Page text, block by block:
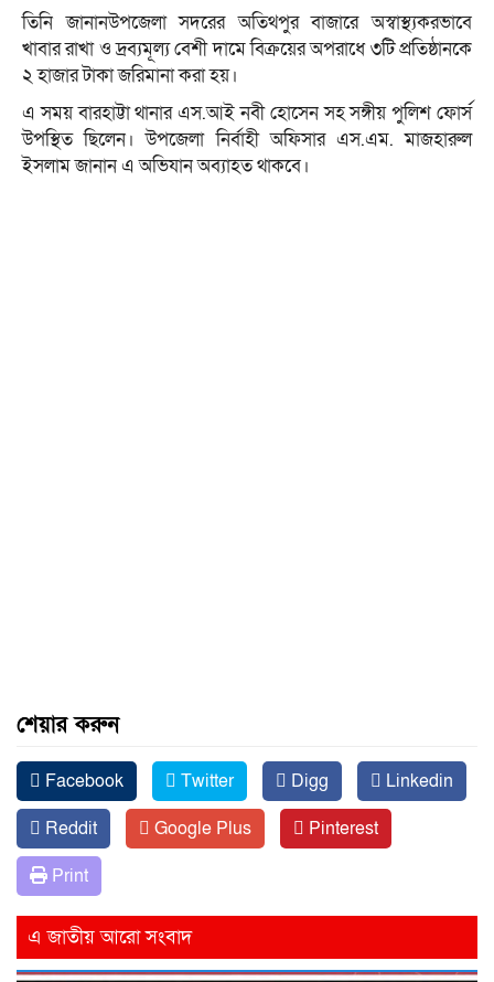
তিনি জানানউপজেলা সদরের অতিথপুর বাজারে অস্বাস্থ্যকরভাবে
খাবার রাখা ও দ্রব্যমূল্য বেশী দামে বিক্রয়ের অপরাধে ৩টি প্রতিষ্ঠানকে
২ হাজার টাকা জরিমানা করা হয়।
এ সময় বারহাট্টা থানার এস.আই নবী হোসেন সহ সঙ্গীয় পুলিশ ফোর্স
উপস্থিত ছিলেন। উপজেলা নির্বাহী অফিসার এস.এম. মাজহারুল
ইসলাম জানান এ অভিযান অব্যাহত থাকবে।
শেয়ার করুন
Facebook Twitter Digg
Linkedin
Reddit
Google Plus
Pinterest
Print
এ জাতীয় আরো সংবাদ